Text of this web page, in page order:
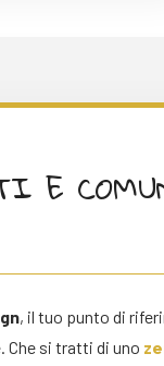
E
, il tuo punto di
si tratti di uno